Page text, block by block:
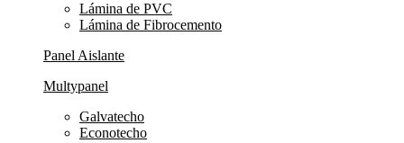
Lámina de PVC
Lámina de Fibrocemento
Panel Aislante
Multypanel
Galvatecho
Econotecho